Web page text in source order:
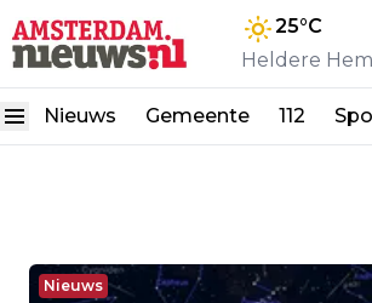
25°C
Heldere
Nieuws Gemeente 112
Nieuws